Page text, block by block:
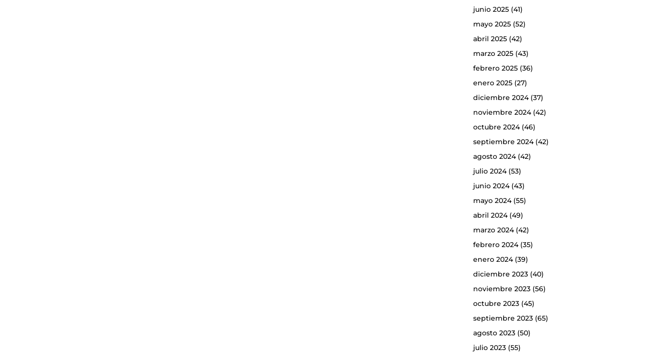
junio 2025(41)
mayo 2025(52)
abril 2025(42)
marzo 2025(43)
febrero 2025(36)
enero 2025(27)
diciembre 2024(37)
noviembre 2024(42)
octubre 2024(46)
septiembre 2024(42)
agosto 2024(42)
julio 2024(53)
junio 2024(43)
mayo 2024(55)
abril 2024(49)
marzo 2024(42)
febrero 2024(35)
enero 2024(39)
diciembre 2023(40)
noviembre 2023(56)
octubre 2023(45)
septiembre 2023(65)
agosto 2023(50)
julio 2023(55)